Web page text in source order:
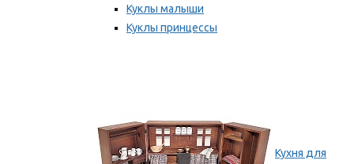
Куклы малыши
Куклы принцессы
Кухня для